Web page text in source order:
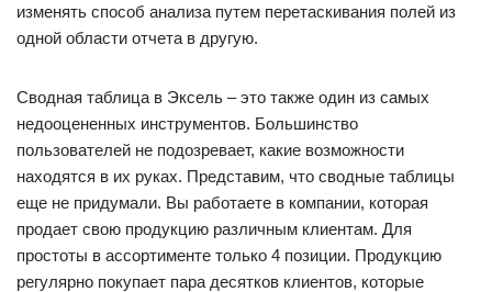
изменять способ анализа путем перетаскивания полей из
одной области отчета в другую.
Cводная таблица в Эксель – это также один из самых
недооцененных инструментов. Большинство
пользователей не подозревает, какие возможности
находятся в их руках. Представим, что сводные таблицы
еще не придумали. Вы работаете в компании, которая
продает свою продукцию различным клиентам. Для
простоты в ассортименте только 4 позиции. Продукцию
регулярно покупает пара десятков клиентов, которые